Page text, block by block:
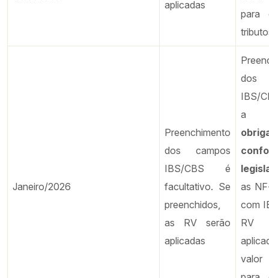
aplicadas
para
Janeiro/2026
Preenchimento
dos campos
IBS/CBS é
facultativo. Se
preenchidos,
as RV serão
aplicadas
dos
IBS/
as
com
RV